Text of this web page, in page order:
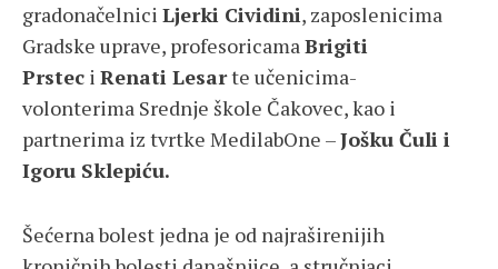
gradonačelnici Ljerki Cividini, zaposlenicima
Gradske uprave, profesoricamaBrigiti
Prstec i Renati Lesarte učenicima-
volonterima Srednje škole Čakovec, kao i
partnerima iz tvrtke MedilabOne –Jošku Čuli i
Igoru Sklepiću.
Šećerna bolest jedna je od najraširenijih